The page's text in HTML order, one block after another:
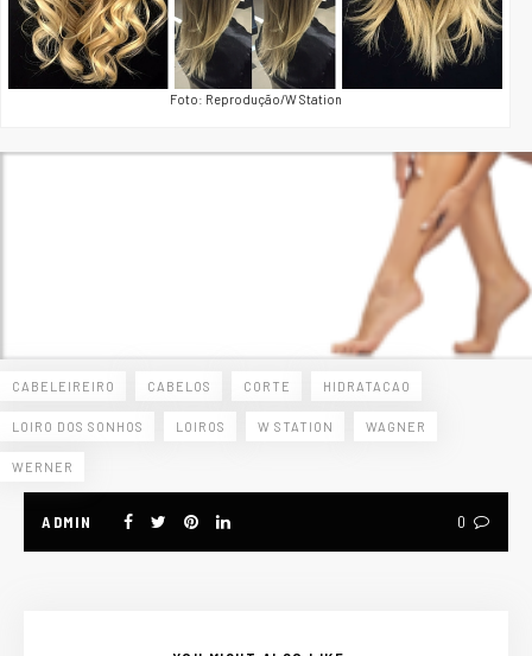
Foto: Reprodução/W Station
CABELEIREIRO CABELOS CORTE HIDRATACAO
LOIRO DOS SONHOS LOIROS W STATION WAGNER
WERNER
ADMIN 0